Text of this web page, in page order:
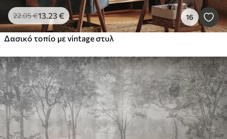
22.05€13.23€ 16
Δασικό τοπίο με vintage στυλ